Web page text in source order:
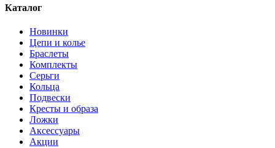
Каталог
Новинки
Цепи и колье
Браслеты
Комплекты
Серьги
Кольца
Подвески
Кресты и образа
Ложки
Аксессуары
Акции